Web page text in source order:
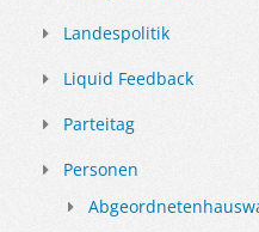
Landespolitik
Liquid Feedback
Parteitag
Personen